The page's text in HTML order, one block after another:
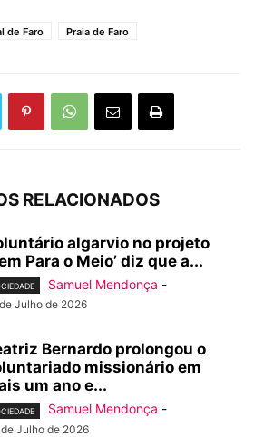
de Faro Praia de Faro
RELACIONADOS
algarvio no projeto
Para o Meio’ diz que a...
Samuel Mendonça -
Julho de 2026
Bernardo prolongou o
missionário em
um ano e...
Samuel Mendonça -
Julho de 2026